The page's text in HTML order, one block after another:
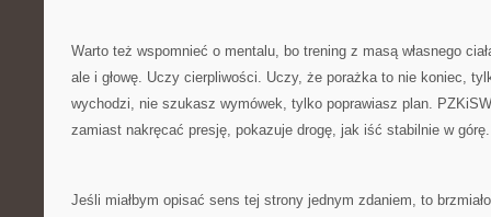
Warto też wspomnieć o mentalu, bo trening z masą własnego
ale i głowę. Uczy cierpliwości. Uczy, że porażka to nie koniec,
wychodzi, nie szukasz wymówek, tylko poprawiasz plan.
zamiast nakręcać presję, pokazuje drogę, jak iść stabilnie w górę.
Jeśli miałbym opisać sens tej strony jednym zdaniem, to